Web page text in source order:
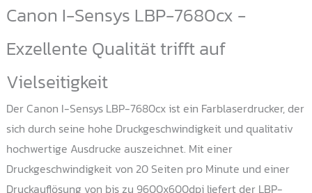
mehrere
Varianten
auf.
Optionen
können
auf
Produktseite
Canon I-Sensys LBP-7680cx -
Exzellente Qualität trifft auf
Vielseitigkeit
Der Canon I-Sensys LBP-7680cx ist ein Farblaserdrucker, der
sich durch seine hohe Druckgeschwindigkeit und qualitativ
hochwertige Ausdrucke auszeichnet. Mit einer
Druckgeschwindigkeit von 20 Seiten pro Minute und einer
Druckauflösung von bis zu 9600x600dpi liefert der LBP-